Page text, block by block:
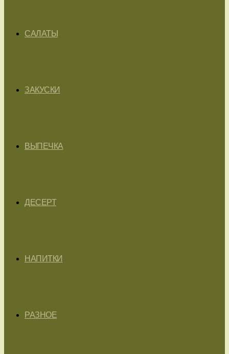
САЛАТЫ
ЗАКУСКИ
ВЫПЕЧКА
ДЕСЕРТ
НАПИТКИ
РАЗНОЕ